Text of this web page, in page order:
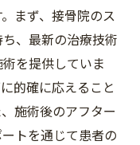
まず、接骨院のス
、最新の治療技術
を提供していま
的確に応えること
施術後のアフター
トを通じて患者の